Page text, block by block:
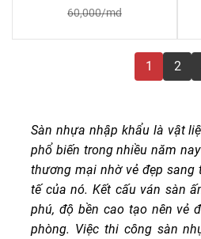
60,000/md
1 2
Sàn nhựa nhập khẩu là vật
phổ biến trong nhiều năm
thương mại nhờ vẻ đẹp sang
tế của nó. Kết cấu ván sàn
phú, độ bền cao tạo nên vẻ
phòng. Việc thi công sàn